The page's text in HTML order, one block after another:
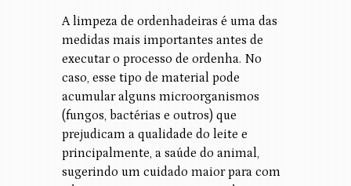
A limpeza de ordenhadeiras é uma das
medidas mais importantes antes de
executar o processo de ordenha. No
caso, esse tipo de material pode
acumular alguns microorganismos
(fungos, bactérias e outros) que
prejudicam a qualidade do leite e
principalmente, a saúde do animal,
sugerindo um cuidado maior para com